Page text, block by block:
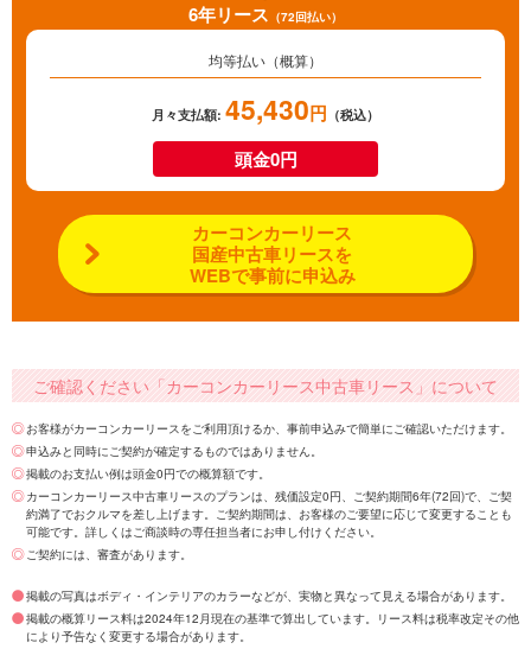
6年リース （72回払い）
均等払い（概算）
月々支払額: 45,430円 （税込）
頭金0円
カーコンカーリース
国産中古車リースを
WEBで事前に申込み
ご確認ください「カーコンカーリース中古車リース」について
お客様がカーコンカーリースをご利用頂けるか、事前申込みで簡単にご確認いただけます。
申込みと同時にご契約が確定するものではありません。
掲載のお支払い例は頭金0円での概算額です。
カーコンカーリース中古車リースのプランは、残価設定0円、ご契約期間6年(72回)で、ご契
約満了でおクルマを差し上げます。ご契約期間は、お客様のご要望に応じて変更することも
可能です。詳しくはご商談時の専任担当者にお申し付けください。
ご契約には、審査があります。
掲載の写真はボディ・インテリアのカラーなどが、実物と異なって見える場合があります。
掲載の概算リース料は2024年12月現在の基準で算出しています。リース料は税率改定その他
により予告なく変更する場合があります。